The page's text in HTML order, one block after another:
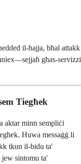
il-ħajja, bħal attakk
għas-servizzi
Tiegħek
aktar minn sempliċi
Huwa messaġġ li
tkun il-bidu ta'
sintomu ta'